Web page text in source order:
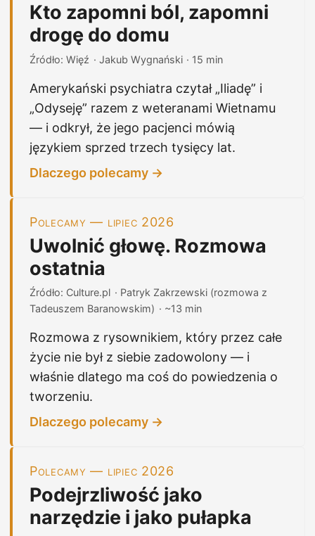
Kto zapomni ból, zapomni
drogę do domu
Źródło: Więź · Jakub Wygnański · 15 min
Amerykański psychiatra czytał „Iliadę” i
„Odyseję” razem z weteranami Wietnamu
— i odkrył, że jego pacjenci mówią
językiem sprzed trzech tysięcy lat.
Dlaczego polecamy →
Polecamy — lipiec 2026
Uwolnić głowę. Rozmowa
ostatnia
Źródło: Culture.pl · Patryk Zakrzewski (rozmowa z
Tadeuszem Baranowskim) · ~13 min
Rozmowa z rysownikiem, który przez całe
życie nie był z siebie zadowolony — i
właśnie dlatego ma coś do powiedzenia o
tworzeniu.
Dlaczego polecamy →
Polecamy — lipiec 2026
Podejrzliwość jako
narzędzie i jako pułapka